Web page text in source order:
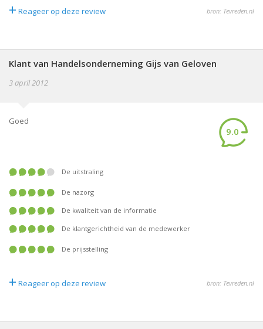
+ Reageer op deze review bron: Tevreden.nl
Klant van Handelsonderneming Gijs van Geloven
3 april 2012
Goed
9.0
De uitstraling
De nazorg
De kwaliteit van de informatie
De klantgerichtheid van de medewerker
De prijsstelling
+ Reageer op deze review bron: Tevreden.nl